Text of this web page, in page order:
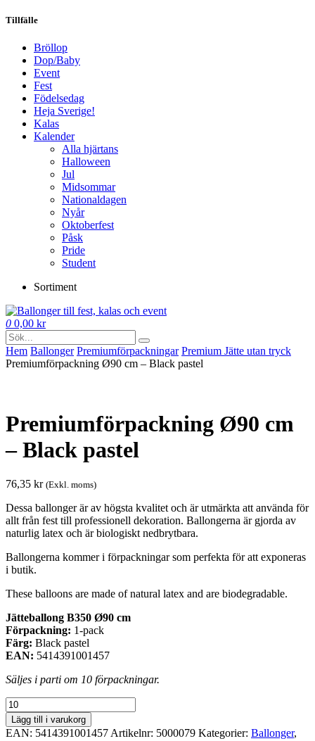
Tillfälle
Bröllop
Dop/Baby
Event
Fest
Födelsedag
Heja Sverige!
Kalas
Kalender
Alla hjärtans
Halloween
Jul
Midsommar
Nationaldagen
Nyår
Oktoberfest
Påsk
Pride
Student
Sortiment
0 0,00 kr
Hem Ballonger Premium­förpackningar Premium Jätte utan tryck
Premiumförpackning Ø90 cm – Black pastel
Premiumförpackning Ø90 cm
– Black pastel
76,35 kr (Exkl. moms)
Dessa ballonger är av högsta kvalitet och är utmärkta att använda för
allt från fest till professionell dekoration. Ballongerna är gjorda av
naturlig latex och är biologiskt nedbrytbara.
Ballongerna kommer i förpackningar som perfekta för att exponeras
i butik.
These balloons are made of natural latex and are biodegradable.
Jätteballong B350 Ø90 cm
Förpackning: 1-pack
Färg: Black pastel
EAN: 5414391001457
Säljes i parti om 10 förpackningar.
Premiumförpackning
Ø90
cm
Lägg till i varukorg
EAN: 5414391001457 Artikelnr: 5000079 Kategorier: Ballonger,